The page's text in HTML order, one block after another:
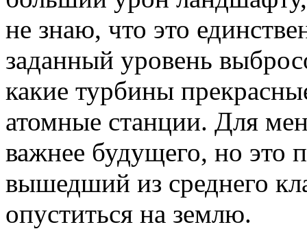
не знаю, что это
заданный уровень
какие турбины
атомные станции. Для
важнее будущего, но это
вышедший из среднего
опуститься на землю.